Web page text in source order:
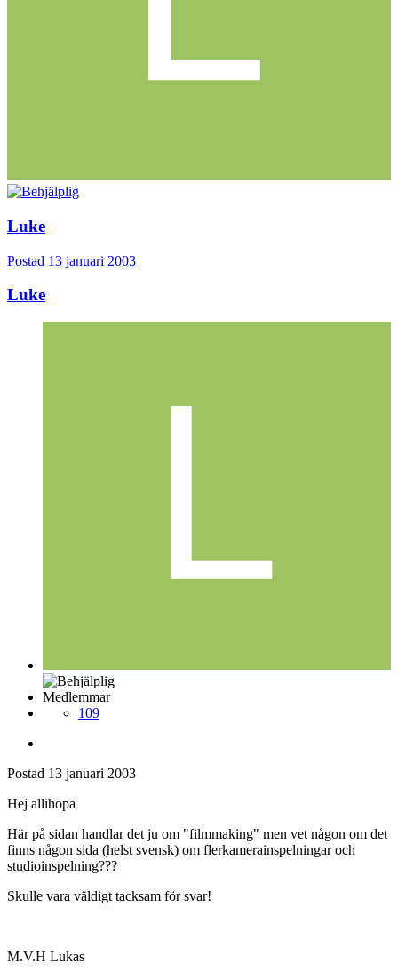
Luke
Postad 13 januari 2003
Luke
Medlemmar
109
Postad 13 januari 2003
Hej allihopa
Här på sidan handlar det ju om "filmmaking" men vet någon om det
finns någon sida (helst svensk) om flerkamerainspelningar och
studioinspelning???
Skulle vara väldigt tacksam för svar!
M.V.H Lukas